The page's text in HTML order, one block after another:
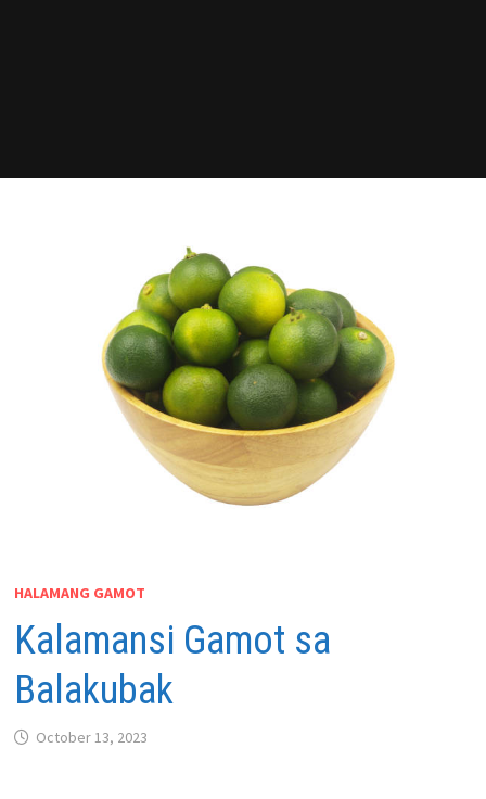
HALAMANG GAMOT
Kalamansi Gamot sa
Balakubak
October 13, 2023